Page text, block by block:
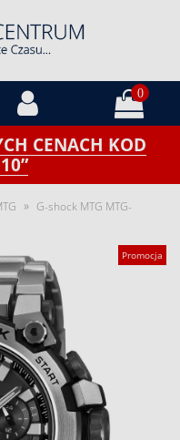
0
CENACH KOD
» G-shock MTG MTG-
Promocja